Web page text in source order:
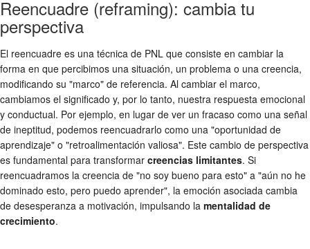
Reencuadre (reframing): cambia tu
perspectiva
El reencuadre es una técnica de PNL que consiste en cambiar la
forma en que percibimos una situación, un problema o una creencia,
modificando su "marco" de referencia. Al cambiar el marco,
cambiamos el significado y, por lo tanto, nuestra respuesta emocional
y conductual. Por ejemplo, en lugar de ver un fracaso como una señal
de ineptitud, podemos reencuadrarlo como una "oportunidad de
aprendizaje" o "retroalimentación valiosa". Este cambio de perspectiva
es fundamental para transformar creencias limitantes. Si
reencuadramos la creencia de "no soy bueno para esto" a "aún no he
dominado esto, pero puedo aprender", la emoción asociada cambia
de desesperanza a motivación, impulsando la mentalidad de
crecimiento.